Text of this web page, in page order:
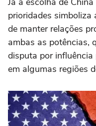
prioridades
de manter relações
ambas as potências,
disputa por
em algumas regiões